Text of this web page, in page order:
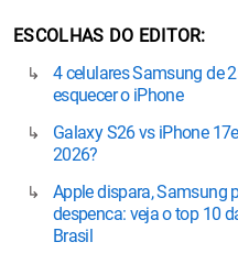
ESCOLHAS DO EDITOR
4 celulares Samsung de
esquecer o iPhone
Galaxy S26 vs iPhone
2026?
Apple dispara, Samsung
despenca: veja o top 10
Brasil